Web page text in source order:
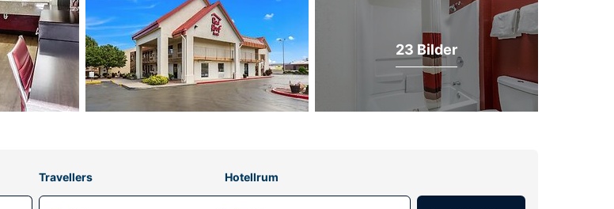
23 Bilder
Travellers Hotellrum